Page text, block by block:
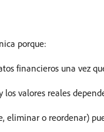
porque:
financieros una vez
los valores reales
eliminar o reordenar)